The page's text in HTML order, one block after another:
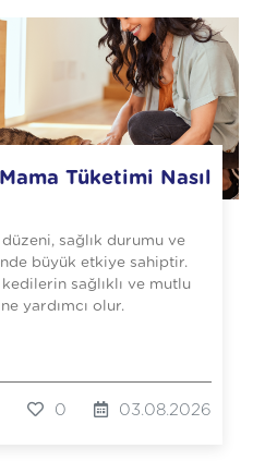
Tüketimi Nasıl
sağlık durumu ve
büyük etkiye sahiptir.
sağlıklı ve mutlu
yardımcı olur.
0 03.08.2026